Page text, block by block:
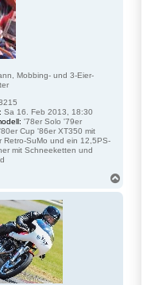
Mobbing- und 3-Eier-
Sa 16. Feb 2013, 18:30
'78er Solo '79er
Cup '86er XT350 mit
Retro-SuMo und ein 12,5PS-
mit Schneeketten und